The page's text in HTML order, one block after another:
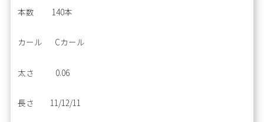
本数 140本
カール Cカール
太さ 0.06
長さ 11/12/11